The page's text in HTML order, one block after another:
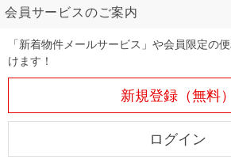
会員サービスのご案内
「新着物件メールサービス」や会員限定の
けます！
新規登録（無料）
ログイン